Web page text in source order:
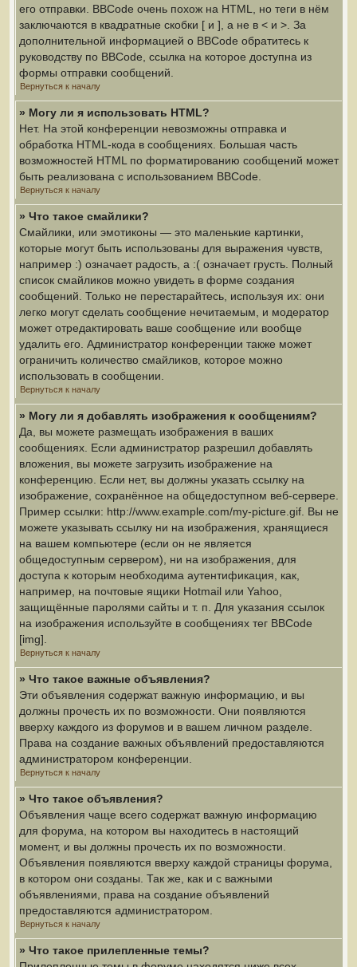
его отправки. BBCode очень похож на HTML, но теги в нём
заключаются в квадратные скобки [ и ], а не в < и >. За
дополнительной информацией о BBCode обратитесь к
руководству по BBCode, ссылка на которое доступна из
формы отправки сообщений.
Вернуться к началу
» Могу ли я использовать HTML?
Нет. На этой конференции невозможны отправка и
обработка HTML-кода в сообщениях. Большая часть
возможностей HTML по форматированию сообщений может
быть реализована с использованием BBCode.
Вернуться к началу
» Что такое смайлики?
Смайлики, или эмотиконы — это маленькие картинки,
которые могут быть использованы для выражения чувств,
например :) означает радость, а :( означает грусть. Полный
список смайликов можно увидеть в форме создания
сообщений. Только не перестарайтесь, используя их: они
легко могут сделать сообщение нечитаемым, и модератор
может отредактировать ваше сообщение или вообще
удалить его. Администратор конференции также может
ограничить количество смайликов, которое можно
использовать в сообщении.
Вернуться к началу
» Могу ли я добавлять изображения к сообщениям?
Да, вы можете размещать изображения в ваших
сообщениях. Если администратор разрешил добавлять
вложения, вы можете загрузить изображение на
конференцию. Если нет, вы должны указать ссылку на
изображение, сохранённое на общедоступном веб-сервере.
Пример ссылки: http://www.example.com/my-picture.gif. Вы не
можете указывать ссылку ни на изображения, хранящиеся
на вашем компьютере (если он не является
общедоступным сервером), ни на изображения, для
доступа к которым необходима аутентификация, как,
например, на почтовые ящики Hotmail или Yahoo,
защищённые паролями сайты и т. п. Для указания ссылок
на изображения используйте в сообщениях тег BBCode
[img].
Вернуться к началу
» Что такое важные объявления?
Эти объявления содержат важную информацию, и вы
должны прочесть их по возможности. Они появляются
вверху каждого из форумов и в вашем личном разделе.
Права на создание важных объявлений предоставляются
администратором конференции.
Вернуться к началу
» Что такое объявления?
Объявления чаще всего содержат важную информацию
для форума, на котором вы находитесь в настоящий
момент, и вы должны прочесть их по возможности.
Объявления появляются вверху каждой страницы форума,
в котором они созданы. Так же, как и с важными
объявлениями, права на создание объявлений
предоставляются администратором.
Вернуться к началу
» Что такое прилепленные темы?